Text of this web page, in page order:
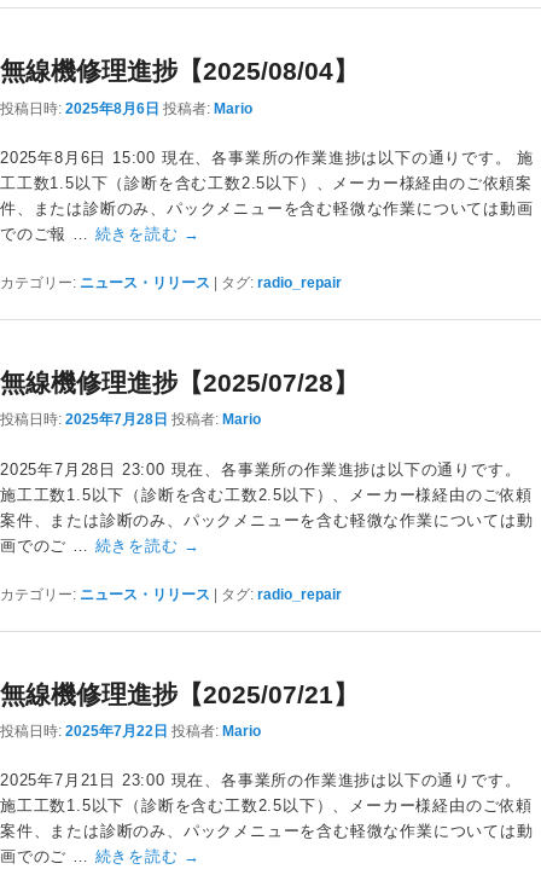
無線機修理進捗【2025/08/04】
投稿日時: 2025年8月6日 投稿者: Mario
2025年8月6日 15:00 現在、各事業所の作業進捗は以下の通りです。 施
工工数1.5以下（診断を含む工数2.5以下）、メーカー様経由のご依頼案
件、または診断のみ、パックメニューを含む軽微な作業については動画
でのご報 … 続きを読む →
カテゴリー: ニュース・リリース タグ: radio_repair
無線機修理進捗【2025/07/28】
投稿日時: 2025年7月28日 投稿者: Mario
2025年7月28日 23:00 現在、各事業所の作業進捗は以下の通りです。
施工工数1.5以下（診断を含む工数2.5以下）、メーカー様経由のご依頼
案件、または診断のみ、パックメニューを含む軽微な作業については動
画でのご … 続きを読む →
カテゴリー: ニュース・リリース | タグ: radio_repair
無線機修理進捗【2025/07/21】
投稿日時: 2025年7月22日 投稿者: Mario
2025年7月21日 23:00 現在、各事業所の作業進捗は以下の通りです。
施工工数1.5以下（診断を含む工数2.5以下）、メーカー様経由のご依頼
案件、または診断のみ、パックメニューを含む軽微な作業については動
画でのご … 続きを読む →